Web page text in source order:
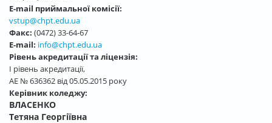
E-mail приймальної комісії:
vstup@chpt.edu.ua
Факс: (0472) 33-64-67
E-mail: info@chpt.edu.ua
Рівень акредитації та ліцензія:
І рівень акредитації,
АЕ № 636362 від 05.05.2015 року
Керівник коледжу:
ВЛАСЕНКО
Тетяна Георгіївна